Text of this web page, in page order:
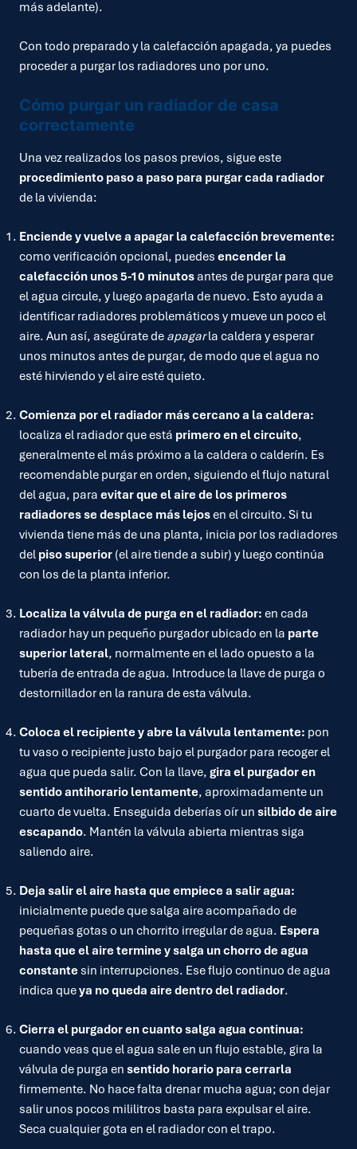
más adelante).
Con todo preparado y la calefacción apagada, ya puedes
proceder a purgar los radiadores uno por uno.
Cómo purgar un radiador de casa
correctamente
Una vez realizados los pasos previos, sigue este
procedimiento paso a paso para purgar cada radiador
de la vivienda:
Enciende y vuelve a apagar la calefacción brevemente:
como verificación opcional, puedes encender la
calefacción unos 5-10 minutosantes de purgar para que
el agua circule, y luego apagarla de nuevo. Esto ayuda a
identificar radiadores problemáticos y mueve un poco el
aire. Aun así, asegúrate de apagarla caldera y esperar
unos minutos antes de purgar, de modo que el agua no
esté hirviendo y el aire esté quieto.
Comienza por el radiador más cercano a la caldera:
localiza el radiador que está primero en el circuito,
generalmente el más próximo a la caldera o calderín. Es
recomendable purgar en orden, siguiendo el flujo natural
del agua, para evitar que el aire de los primeros
radiadores se desplace más lejosen el circuito. Si tu
vivienda tiene más de una planta, inicia por los radiadores
del piso superior (el aire tiende a subir) y luego continúa
con los de la planta inferior.
Localiza la válvula de purga en el radiador: en cada
radiador hay un pequeño purgador ubicado en la parte
superior lateral, normalmente en el lado opuesto a la
tubería de entrada de agua. Introduce la llave de purga o
destornillador en la ranura de esta válvula.
Coloca el recipiente y abre la válvula lentamente: pon
tu vaso o recipiente justo bajo el purgador para recoger el
agua que pueda salir. Con la llave, gira el purgador en
sentido antihorario lentamente, aproximadamente un
cuarto de vuelta. Enseguida deberías oír un silbido de aire
escapando. Mantén la válvula abierta mientras siga
saliendo aire.
Deja salir el aire hasta que empiece a salir agua:
inicialmente puede que salga aire acompañado de
pequeñas gotas o un chorrito irregular de agua. Espera
hasta que el aire termine y salga un chorro de agua
constante sin interrupciones. Ese flujo continuo de agua
indica queya no queda aire dentro del radiador.
Cierra el purgador en cuanto salga agua continua:
cuando veas que el agua sale en un flujo estable, gira la
válvula de purga en sentido horario para cerrarla
firmemente. No hace falta drenar mucha agua; con dejar
salir unos pocos mililitros basta para expulsar el aire.
Seca cualquier gota en el radiador con el trapo.